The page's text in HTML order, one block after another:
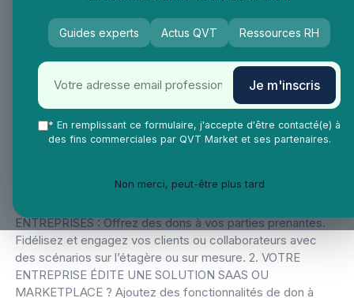
Présentation
Charitips.com est la première solution de fidélisation et
d’engagement par la philanthropie. Notre technologie de
Donation-as-a-Service permet aux entreprises de créer
levier de croissance dont vous êtes fiers grâce à Charitips.
ENTREPRISES : Offrez des dons à vos parties prenantes.
Fidélisez et engagez vos clients ou collaborateurs avec
des scénarios sur l’étagère ou sur mesure. 2. VOTRE
ENTREPRISE ÉDITE UNE SOLUTION SAAS OU
MARKETPLACE ? Ajoutez des fonctionnalités de don à
Guides experts Actus QVT Ressources RH
Je m'inscris
* En remplissant ce formulaire, j'accepte d'être contacté(e) à
des fins commerciales par QVT Market et ses partenaires.
Non merci, peut-être plus tard